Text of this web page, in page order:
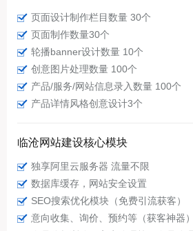
页面设计制作栏目数量 30个
页面制作数量30个
轮播banner设计数量 10个
创意图片处理数量 100个
产品/服务/网站信息录入数量 100个
产品详情风格创意设计3个
临沧网站建设核心模块
独享阿里云服务器 流量不限
数据库缓存，网站安全设置
SEO搜索优化模块（免费引流获客）
意向收集、询价、预约等（获客神器）